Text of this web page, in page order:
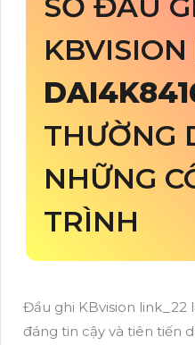
KBVISION
THƯỜNG
NHỮNG
TRÌNH
Đầu ghi KBvision
đáng tin cậy và tiên tiến